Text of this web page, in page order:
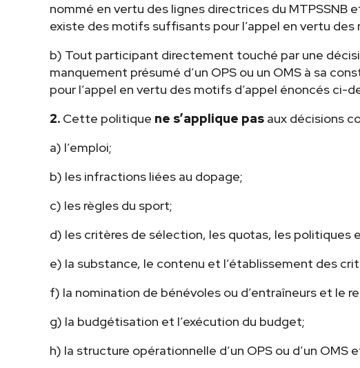
nommé en vertu des lignes directrices du
existe des motifs suffisants pour l’appel en vertu
b) Tout participant directement touché par une
manquement présumé d’un OPS ou un OMS à sa
pour l’appel en vertu des motifs d’appel énoncés ci-
2. Cette politique ne s’applique pas aux décisions
a) l’emploi;
b) les infractions liées au dopage;
c) les règles du sport;
d) les critères de sélection, les quotas, les politiques
e) la substance, le contenu et l’établissement des
f) la nomination de bénévoles ou d’entraîneurs et le
g) la budgétisation et l’exécution du budget;
h) la structure opérationnelle d’un OPS ou d’un